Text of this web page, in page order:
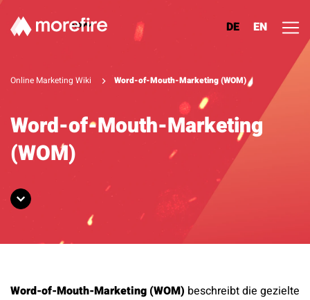
DE EN
Lösungen
Referenzen
Über uns
Know How
Online Marketing Wiki Word-of-Mouth-Marketing (WOM)
Word-of-Mouth-Marketing
(WOM)
Word-of-Mouth-Marketing (WOM) beschreibt die gezielte